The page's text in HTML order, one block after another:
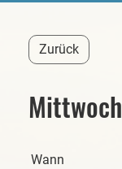
Zurück
Wann